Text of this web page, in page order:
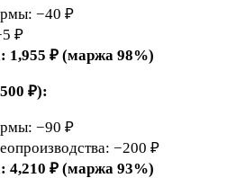
−40 ₽
₽
1,955 ₽ (маржа 98%)
₽):
−90 ₽
−200 ₽
4,210 ₽ (маржа 93%)